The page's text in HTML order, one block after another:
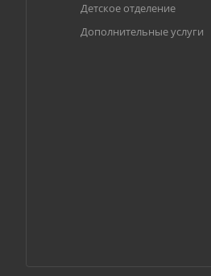
Детское отделение
Дополнительные услуги